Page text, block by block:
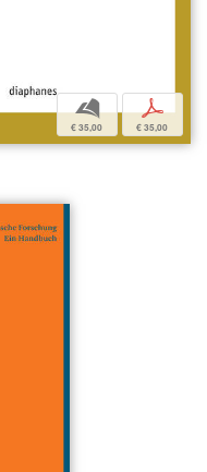
b
€ 35,00
p
€ 35,00